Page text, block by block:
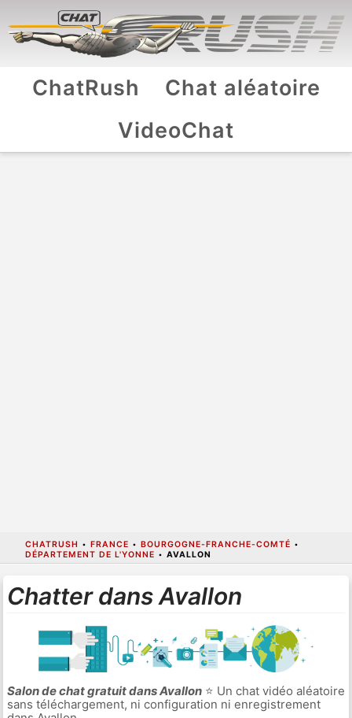
ChatRush
Chat aléatoire
VideoChat
CHATRUSH • FRANCE • BOURGOGNE-FRANCHE-COMTÉ •
DÉPARTEMENT DE L'YONNE • AVALLON
Chatter dans Avallon
Salon de chat gratuit dans Avallon⭐ Un chat vidéo aléatoire
sans téléchargement, ni configuration ni enregistrement